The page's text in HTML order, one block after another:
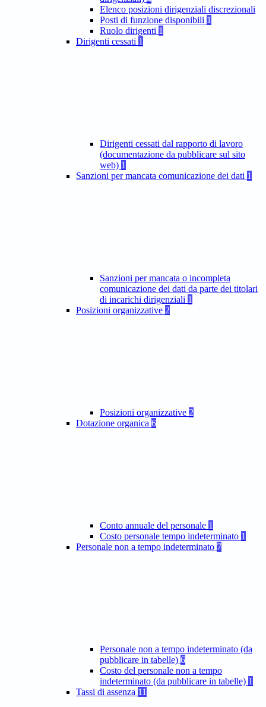
Elenco posizioni dirigenziali discrezionali
Posti di funzione disponibili 1
Ruolo dirigenti 1
Dirigenti cessati 1
Dirigenti cessati dal rapporto di lavoro
(documentazione da pubblicare sul sito
web) 1
Sanzioni per mancata comunicazione dei dati 1
Sanzioni per mancata o incompleta
comunicazione dei dati da parte dei titolari
di incarichi dirigenziali 1
Posizioni organizzative 2
Posizioni organizzative 2
Dotazione organica 6
Conto annuale del personale 1
Costo personale tempo indeterminato 1
Personale non a tempo indeterminato 7
Personale non a tempo indeterminato (da
pubblicare in tabelle) 6
Costo del personale non a tempo
indeterminato (da pubblicare in tabelle) 1
Tassi di assenza 11